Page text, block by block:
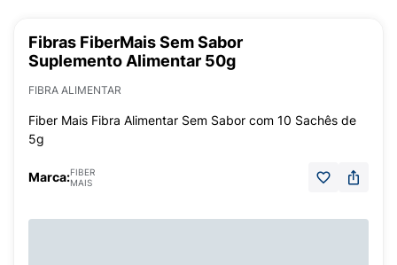
Fibras FiberMais Sem Sabor
Suplemento Alimentar 50g
FIBRA ALIMENTAR
Fiber Mais Fibra Alimentar Sem Sabor com 10 Sachês de
5g
Marca:FIBER
MAIS